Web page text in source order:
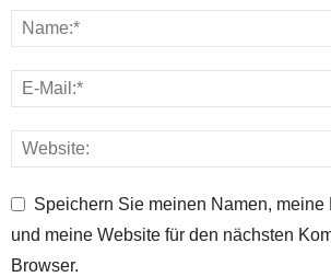
Speichern Sie meinen Namen, meine
und meine Website für den nächsten
Browser.